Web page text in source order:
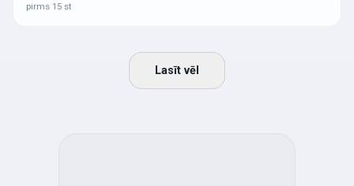
pirms 15 st
Lasīt vēl